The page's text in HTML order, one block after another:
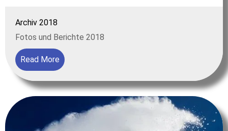
Archiv 2018
Fotos und Berichte 2018
Read More